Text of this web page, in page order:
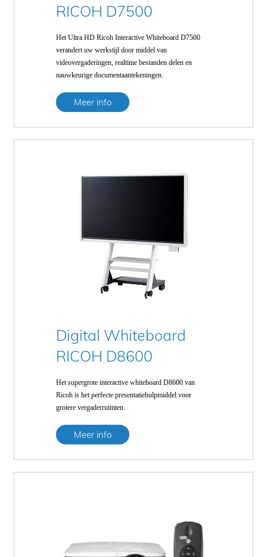
RICOH D7500
Het Ultra HD Ricoh Interactive Whiteboard D7500
verandert uw werkstijl door middel van
videovergaderingen, realtime bestanden delen en
nauwkeurige documentaantekeningen.
Meer info
Digital Whiteboard
RICOH D8600
Het supergrote interactive whiteboard D8600 van
Ricoh is het perfecte presentatiehulpmiddel voor
grotere vergaderruimten.
Meer info